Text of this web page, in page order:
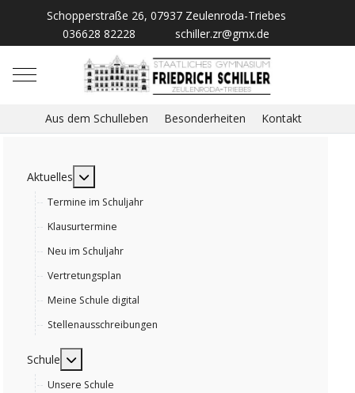
Schopperstraße 26, 07937 Zeulenroda-Triebes
036628 82228
schiller.zr@gmx.de
Mobile Menu Toggle
Aus dem Schulleben Besonderheiten Kontakt
Aktuelles MOD_MENU_TOGGLE_SUBMENU_LABEL
Termine im Schuljahr
Klausurtermine
Neu im Schuljahr
Vertretungsplan
Meine Schule digital
Stellenausschreibungen
Schule MOD_MENU_TOGGLE_SUBMENU_LABEL
Unsere Schule